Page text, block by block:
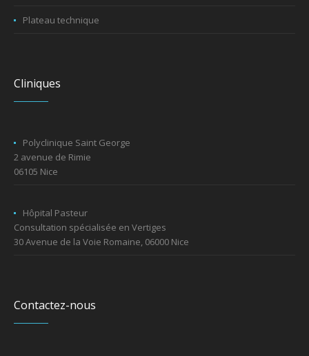
Plateau technique
Cliniques
Polyclinique Saint George
2 avenue de Rimie
06105 Nice
Hôpital Pasteur
Consultation spécialisée en Vertiges
30 Avenue de la Voie Romaine, 06000 Nice
Contactez-nous